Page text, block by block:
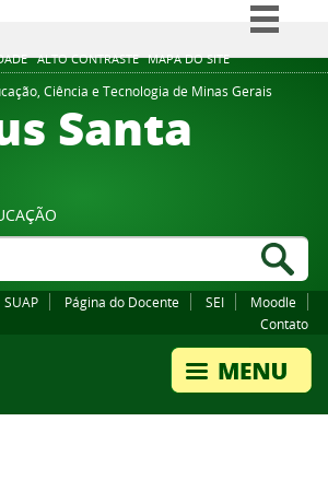
ALTO CONTRASTE MAPA DO SITE
Simplifique!
Comunica BR
Participe
Ciência e Tecnologia de Minas Gerais
Santa
SUAP Página do Docente SEI
Moodle
Contato